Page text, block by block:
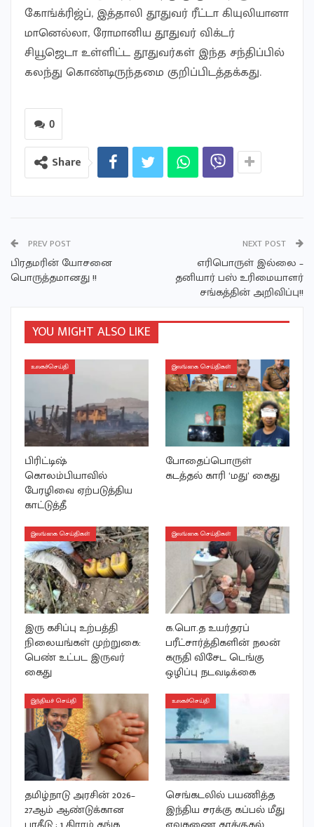
கோங்க்ரிஜ்ப், இத்தாலி தூதுவர் ரீட்டா கியுலியானா
மானெல்லா, ரோமானிய தூதுவர் விக்டர்
சியூஜெடா உள்ளிட்ட தூதுவர்கள் இந்த சந்திப்பில்
கலந்து கொண்டிருந்தமை குறிப்பிடத்தக்கது.
0
Share
PREV POST
பிரதமரின் யோசனை
பொருத்தமானது !!
NEXT POST
எரிபொருள் இல்லை –
தனியார் பஸ் உரிமையாளர்
சங்கத்தின் அறிவிப்பு!!
YOU MIGHT ALSO LIKE
உலகச்செய்தி
பிரிட்டிஷ்
கொலம்பியாவில்
பேரழிவை ஏற்படுத்திய
காட்டுத்தீ
இலங்கை செய்திகள்
போதைப்பொருள்
கடத்தல் காரி ‘மது’ கைது
இலங்கை செய்திகள்
இரு கசிப்பு உற்பத்தி
நிலையங்கள் முற்றுகை:
பெண் உட்பட இருவர்
கைது
இலங்கை செய்திகள்
க.பொ.த உயர்தரப்
பரீட்சார்த்திகளின் நலன்
கருதி விசேட டெங்கு
ஒழிப்பு நடவடிக்கை
இந்தியச் செய்தி
தமிழ்நாடு அரசின் 2026–
27ஆம் ஆண்டுக்கான
உலகச்செய்தி
செங்கடலில் பயணித்த
இந்திய சரக்கு கப்பல் மீது